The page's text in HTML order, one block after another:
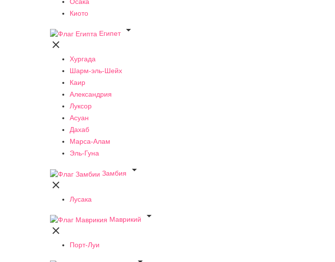
Киото
Египет


Хургада
Шарм-эль-Шейх
Каир
Александрия
Луксор
Асуан
Дахаб
Марса-Алам
Эль-Гуна
Замбия


Лусака
Маврикий


Порт-Луи